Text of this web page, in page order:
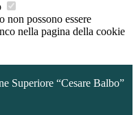
non possono essere
nella pagina della cookie
Superiore “Cesare Balbo”